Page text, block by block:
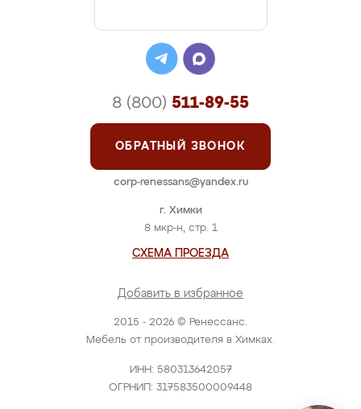
2015 - 2026 © Ренессанс.
Мебель от производителя в Химках.
ИНН: 580313642057
ОГРНИП: 317583500009448
г. Химки
8 мкр-н, стр. 1
СХЕМА ПРОЕЗДА
Добавить в избранное
8 (800) 511-89-55
ОБРАТНЫЙ ЗВОНОК
corp-renessans@yandex.ru